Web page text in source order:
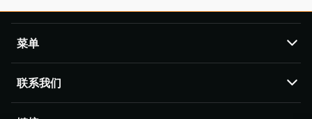
菜单
产品
联系我们